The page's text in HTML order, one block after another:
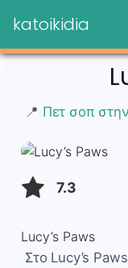
katoikidia
📍 Πετ σοπ
7.3
Lucy’s Paws
Στο Lucy’s